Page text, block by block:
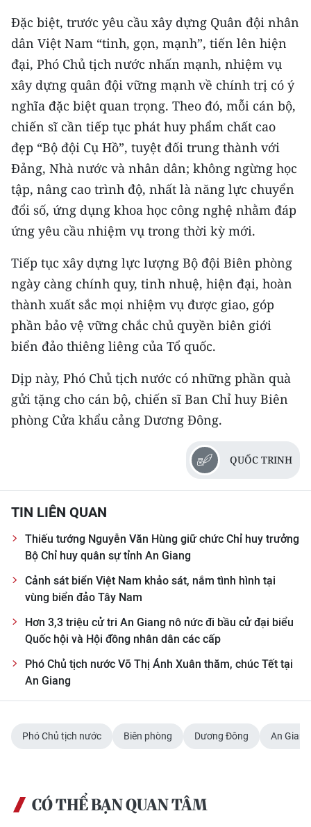
Đặc biệt, trước yêu cầu xây dựng Quân đội nhân
dân Việt Nam “tinh, gọn, mạnh”, tiến lên hiện
đại, Phó Chủ tịch nước nhấn mạnh, nhiệm vụ
xây dựng quân đội vững mạnh về chính trị có ý
nghĩa đặc biệt quan trọng. Theo đó, mỗi cán bộ,
chiến sĩ cần tiếp tục phát huy phẩm chất cao
đẹp “Bộ đội Cụ Hồ”, tuyệt đối trung thành với
Đảng, Nhà nước và nhân dân; không ngừng học
tập, nâng cao trình độ, nhất là năng lực chuyển
đổi số, ứng dụng khoa học công nghệ nhằm đáp
ứng yêu cầu nhiệm vụ trong thời kỳ mới.
Tiếp tục xây dựng lực lượng Bộ đội Biên phòng
ngày càng chính quy, tinh nhuệ, hiện đại, hoàn
thành xuất sắc mọi nhiệm vụ được giao, góp
phần bảo vệ vững chắc chủ quyền biên giới
biển đảo thiêng liêng của Tổ quốc.
Dịp này, Phó Chủ tịch nước có những phần quà
gửi tặng cho cán bộ, chiến sĩ Ban Chỉ huy Biên
phòng Cửa khẩu cảng Dương Đông.
QUỐC TRINH
TIN LIÊN QUAN
Thiếu tướng Nguyễn Văn Hùng giữ chức Chỉ huy trưởng
Bộ Chỉ huy quân sự tỉnh An Giang
Cảnh sát biển Việt Nam khảo sát, nắm tình hình tại
vùng biển đảo Tây Nam
Hơn 3,3 triệu cử tri An Giang nô nức đi bầu cử đại biểu
Quốc hội và Hội đồng nhân dân các cấp
Phó Chủ tịch nước Võ Thị Ánh Xuân thăm, chúc Tết tại
An Giang
Phó Chủ tịch nước Biên phòng Dương Đông An Giang
CÓ THỂ BẠN QUAN TÂM